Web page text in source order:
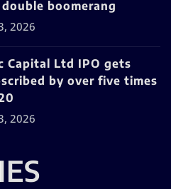
double boomerang
2026
Capital Ltd IPO gets
by over five times
2026